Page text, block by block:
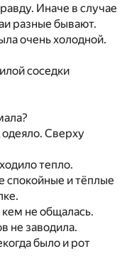
Иначе в случае
разные бывают.
очень холодной.
соседки
Сверху
тепло.
спокойные и тёплые
не общалась.
не заводила.
было и рот